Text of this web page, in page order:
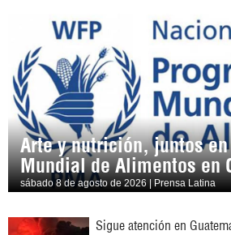
Arte y nutrición, juntos
Mundial de Alimentos en
sábado 8 de agosto de 2026 | Prensa Latina
Sigue atención en